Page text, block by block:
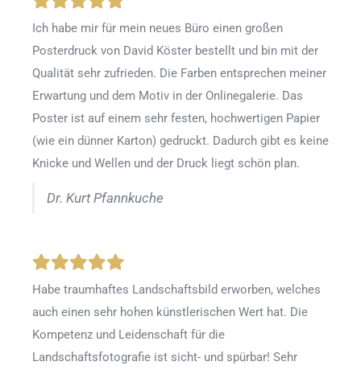
Ich habe mir für mein neues Büro einen großen
Posterdruck von David Köster bestellt und bin mit der
Qualität sehr zufrieden. Die Farben entsprechen meiner
Erwartung und dem Motiv in der Onlinegalerie. Das
Poster ist auf einem sehr festen, hochwertigen Papier
(wie ein dünner Karton) gedruckt. Dadurch gibt es keine
Knicke und Wellen und der Druck liegt schön plan.
Dr. Kurt Pfannkuche
Habe traumhaftes Landschaftsbild erworben, welches
auch einen sehr hohen künstlerischen Wert hat. Die
Kompetenz und Leidenschaft für die
Landschaftsfotografie ist sicht- und spürbar! Sehr